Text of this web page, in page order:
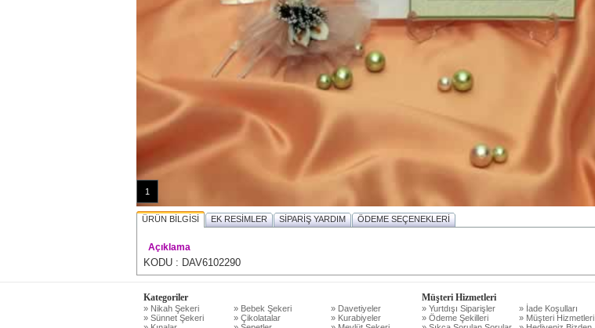
1
ÜRÜN BİLGİSİ EK RESİMLER SİPARİŞ YARDIM ÖDEME SEÇENEKLERİ
Açıklama
KODU : DAV6102290
Kategoriler
» Nikah Şekeri » Bebek Şekeri
» Davetiyeler
» Sünnet Şekeri
» Çikolatalar
» Kurabiyeler
Müşteri Hizmetleri
» Yurtdışı Siparişler
» İade Koşulları
» Ödeme Şekilleri
» Müşteri Hizmetleri